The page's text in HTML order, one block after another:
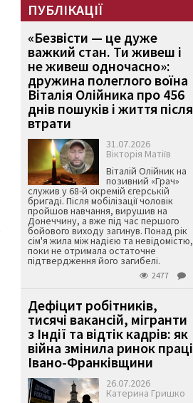
ПУБЛІКАЦІЇ
«Безвісти — це дуже
важкий стан. Ти живеш і
не живеш одночасно»:
дружина полеглого воїна
Віталія Олійника про 456
днів пошуків і життя після
втрати
31.07.2026
Вікторія Матіїв
Віталій Олійник на
позивний «Грач»
служив у 68-й окремій єгерській
бригаді. Після мобілізації чоловік
пройшов навчання, вирушив на
Донеччину, а вже під час першого
бойового виходу загинув. Понад рік
сім'я жила між надією та невідомістю,
поки не отримала остаточне
підтвердження його загибелі.
2477
Дефіцит робітників,
тисячі вакансій, мігранти
з Індії та відтік кадрів: як
війна змінила ринок праці
Івано-Франківщини
26.07.2026
Катерина Гришко